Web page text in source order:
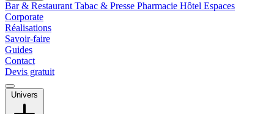
Bar & Restaurant Tabac & Presse Pharmacie Hôtel Espaces
Corporate
Réalisations
Savoir-faire
Guides
Contact
Devis gratuit
Univers